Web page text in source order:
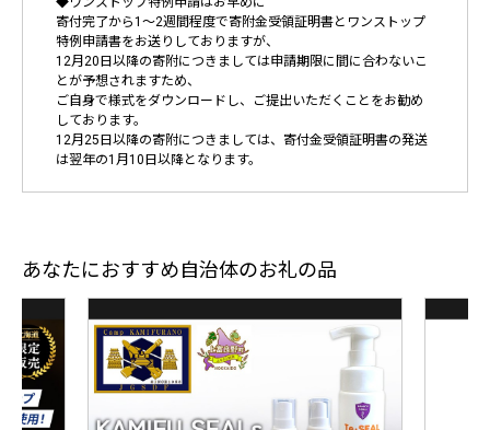
寄付完了から1～2週間程度で寄附金受領証明書とワンストップ
特例申請書をお送りしておりますが、
12月20日以降の寄附につきましては申請期限に間に合わないこ
とが予想されますため、
ご自身で様式をダウンロードし、ご提出いただくことをお勧め
しております。
12月25日以降の寄附につきましては、寄付金受領証明書の発送
は翌年の1月10日以降となります。
あなたにおすすめ自治体のお礼の品